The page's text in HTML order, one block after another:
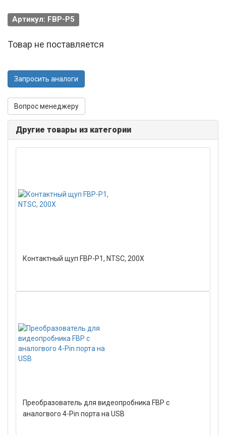
Артикул: FBP-P5
Товар не поставляется
Запросить аналоги
Вопрос менеджеру
Другие товары из категории
Контактный щуп FBP-P1, NTSC, 200X
Преобразователь для видеопробника FBP с
аналогвого 4-Pin порта на USB